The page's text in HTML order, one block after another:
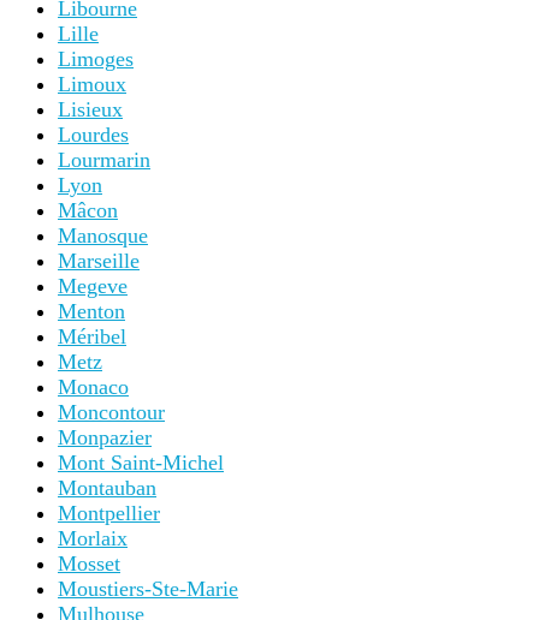
Libourne
Lille
Limoges
Limoux
Lisieux
Lourdes
Lourmarin
Lyon
Mâcon
Manosque
Marseille
Megeve
Menton
Méribel
Metz
Monaco
Moncontour
Monpazier
Mont Saint-Michel
Montauban
Montpellier
Morlaix
Mosset
Moustiers-Ste-Marie
Mulhouse